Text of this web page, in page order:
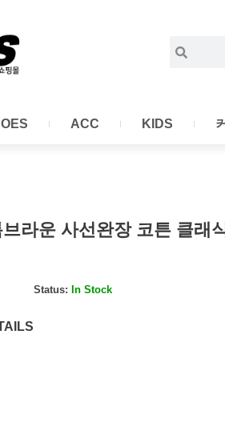
ACC KIDS
브라운 사선완장 코튼 클래
Status: In Stock